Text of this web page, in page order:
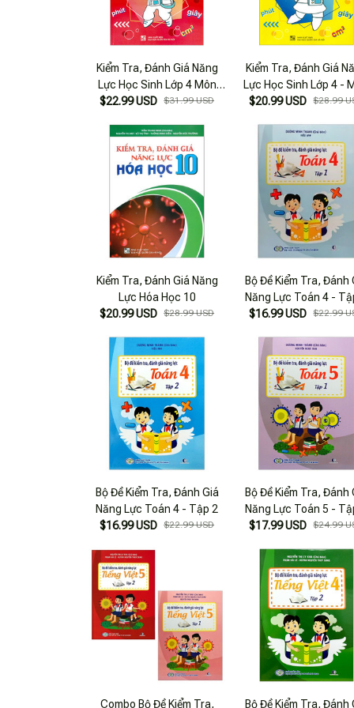
Kiểm Tra, Đánh Giá Năng
Lực Học Sinh Lớp 4 Môn
Toán - Học Kì 1
$22.99 USD $31.99 USD
Kiểm Tra, Đánh Giá
Lực Học Sinh Lớp 4 -
Toán - Học Kì 2
$20.99 USD $28.99
Kiểm Tra, Đánh Giá Năng
Lực Hóa Học 10
$20.99 USD $28.99 USD
Bộ Đề Kiểm Tra, Đánh
Năng Lực Toán 4 -
$16.99 USD
$22.99
Bộ Đề Kiểm Tra, Đánh Giá
Năng Lực Toán 4 - Tập 2
$16.99 USD $22.99 USD
Bộ Đề Kiểm Tra, Đánh
Năng Lực Toán 5 -
$17.99 USD
$24.99
Combo Bộ Đề Kiểm Tra,
Bộ Đề Kiểm Tra, Đánh